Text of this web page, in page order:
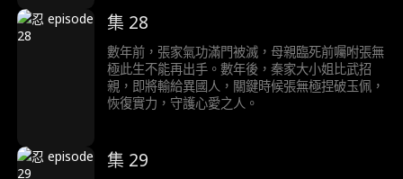
集 28
數年前，張家氣功滿門被滅，母親臨死前囑咐張無
極此生不能再出手。數年後，秦家大小姐比武招
親，即將輸給異國人，關鍵時候張無極捏破玉佩，
恢復實力，守護心愛之人。
集 29